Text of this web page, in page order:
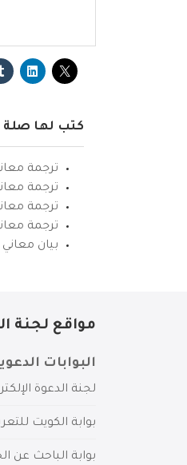
كتب لها صلة
ترجمة
ترجمة
ترجمة
ترجمة
بيان معاني
مواقع لجنة
البوابات
لجنة الدعوة
بوابة الكويت
بوابة الباحث عن